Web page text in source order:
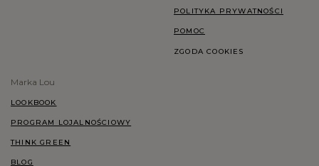
POLITYKA PRYWATNOŚCI
POMOC
ZGODA COOKIES
Marka Lou
LOOKBOOK
PROGRAM LOJALNOŚCIOWY
THINK GREEN
BLOG